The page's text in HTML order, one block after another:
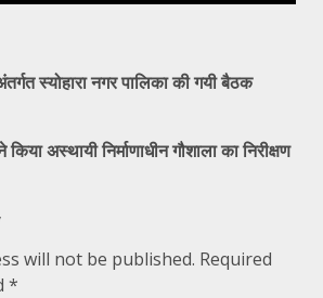
स्योहारा नगर पालिका की गयी बैठक
अस्थायी निर्माणाधीन गौशाला का निरीक्षण
will not be published. Required
*